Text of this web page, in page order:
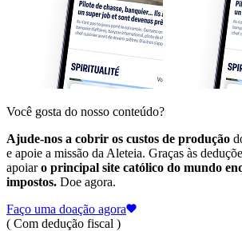
Você gosta do nosso conteúdo?
Ajude-nos a cobrir os custos de produção
e apoie a missão da Aleteia. Graças às
apoiaro principal site católico do mundo
impostos. Doe agora.
Faço uma doação agora
( Com dedução fiscal )